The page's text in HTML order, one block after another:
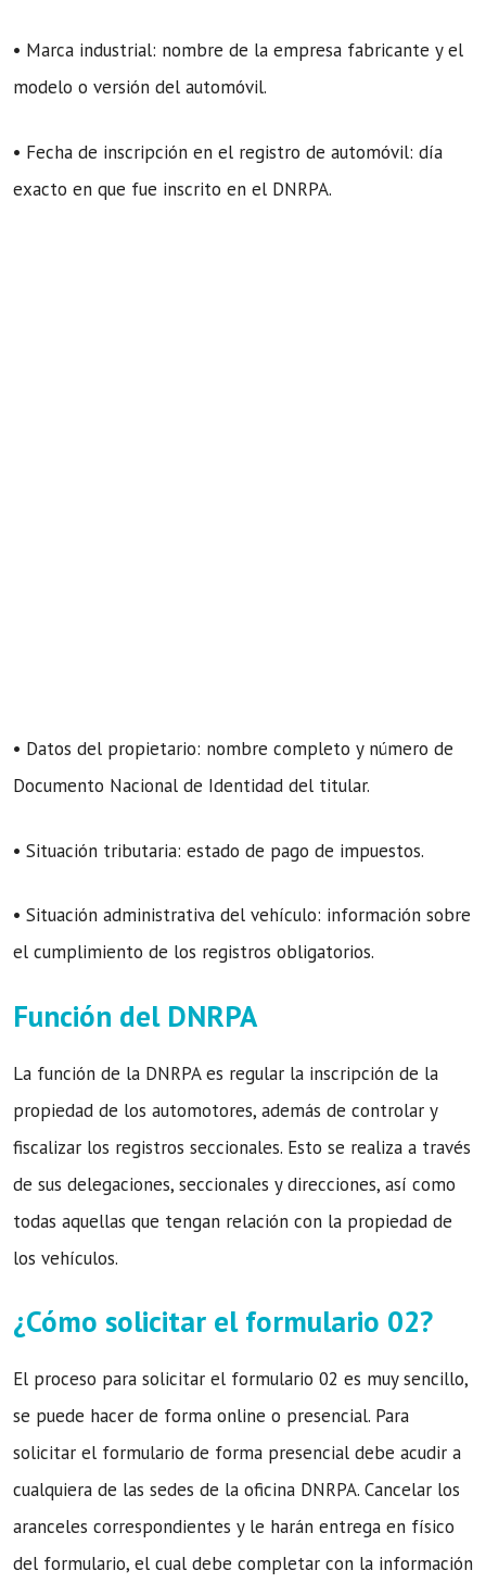
• Marca industrial: nombre de la empresa fabricante y el
modelo o versión del automóvil.
• Fecha de inscripción en el registro de automóvil: día
exacto en que fue inscrito en el DNRPA.
• Datos del propietario: nombre completo y número de
Documento Nacional de Identidad del titular.
• Situación tributaria: estado de pago de impuestos.
• Situación administrativa del vehículo: información sobre
el cumplimiento de los registros obligatorios.
Función del DNRPA
La función de la DNRPA es regular la inscripción de la
propiedad de los automotores, además de controlar y
fiscalizar los registros seccionales. Esto se realiza a través
de sus delegaciones, seccionales y direcciones, así como
todas aquellas que tengan relación con la propiedad de
los vehículos.
¿Cómo solicitar el formulario 02?
El proceso para solicitar el formulario 02 es muy sencillo,
se puede hacer de forma online o presencial. Para
solicitar el formulario de forma presencial debe acudir a
cualquiera de las sedes de la oficina DNRPA. Cancelar los
aranceles correspondientes y le harán entrega en físico
del formulario, el cual debe completar con la información